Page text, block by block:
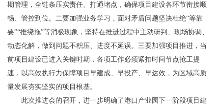
期管理，全链条压实责任、打通堵点，确保项目建设各环节衔接顺
畅、管控到位。二要加强业务学习，面对矛盾问题坚决杜绝“等靠
要”“推绕拖”等消极现象，坚持在推进过程中主动研判、现场协调、
动态化解，做到问题不积压、进度不延误。三要加强项目推进，当
前项目建设已进入关键时期，各项工作必须紧扣时间节点抢工提
速，以高效执行力保障项目早建成、早投产、早达效，为区域高质
量发展夯实坚实的项目根基。
此次推进会的召开，进一步明确了港口产业园下一阶段项目建